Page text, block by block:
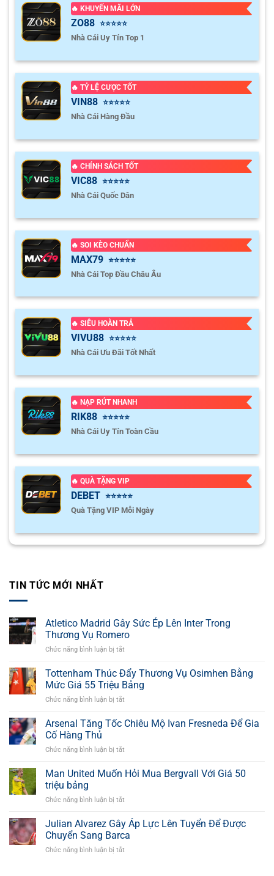
🔥 KHUYẾN MÃI LỚN
ZO88 ⭐⭐⭐⭐⭐
Nhà Cái Uy Tín Top 1
🔥 TỶ LỆ CƯỢC TỐT
VIN88 ⭐⭐⭐⭐⭐
Nhà Cái Hàng Đầu
🔥 CHÍNH SÁCH TỐT
VIC88 ⭐⭐⭐⭐⭐
Nhà Cái Quốc Dân
🔥 SOI KÈO CHUẨN
MAX79 ⭐⭐⭐⭐⭐
Nhà Cái Top Đầu Châu Âu
🔥 SIÊU HOÀN TRẢ
VIVU88 ⭐⭐⭐⭐⭐
Nhà Cái Ưu Đãi Tốt Nhất
🔥 NẠP RÚT NHANH
RIK88 ⭐⭐⭐⭐⭐
Nhà Cái Uy Tín Toàn Cầu
🔥 QUÀ TẶNG VIP
DEBET ⭐⭐⭐⭐⭐
Quà Tặng VIP Mỗi Ngày
TIN TỨC MỚI NHẤT
Atletico Madrid Gây Sức Ép Lên Inter Trong
Thương Vụ Romero
Chức năng bình luận bị tắt
Madrid
Gây
Sức
Inter
Tottenham Thúc Đẩy Thương Vụ Osimhen Bằng
Mức Giá 55 Triệu Bảng
Chức năng bình luận bị tắt
Thúc
Bằng
Bảng
Arsenal Tăng Tốc Chiêu Mộ Ivan Fresneda Để Gia
Cố Hàng Thủ
Chức năng bình luận bị tắt
Tăng
Fresneda
Để
Man United Muốn Hỏi Mua Bergvall Với Giá 50
triệu bảng
Chức năng bình luận bị tắt
United
Muốn
Hỏi
Julian Alvarez Gây Áp Lực Lên Tuyển Để Được
Chuyển Sang Barca
Chức năng bình luận bị tắt